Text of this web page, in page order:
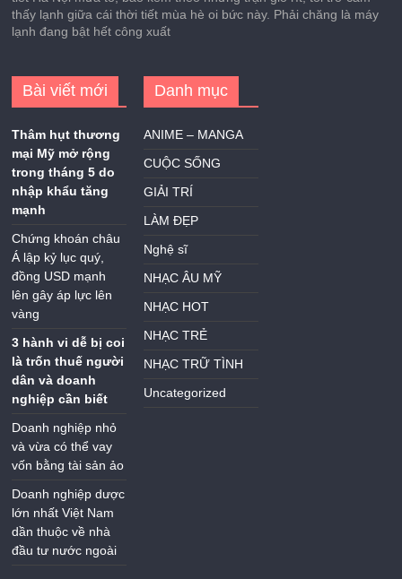
thấy lạnh giữa cái thời tiết mùa hè oi bức này. Phải chăng là máy
lạnh đang bật hết công xuất
Bài viết mới
Thâm hụt thương
mại Mỹ mở rộng
trong tháng 5 do
nhập khẩu tăng
mạnh
Chứng khoán châu
Á lập kỷ lục quý,
đồng USD mạnh
lên gây áp lực lên
vàng
3 hành vi dễ bị coi
là trốn thuế người
dân và doanh
nghiệp cần biết
Doanh nghiệp nhỏ
và vừa có thể vay
vốn bằng tài sản ảo
Doanh nghiệp dược
lớn nhất Việt Nam
dần thuộc về nhà
đầu tư nước ngoài
Danh mục
ANIME – MANGA
CUỘC SỐNG
GIẢI TRÍ
LÀM ĐẸP
Nghệ sĩ
NHẠC ÂU MỸ
NHẠC HOT
NHẠC TRẺ
NHẠC TRỮ TÌNH
Uncategorized